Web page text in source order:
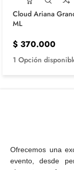
Cloud Ariana
ML
$ 370.000
1 Opción
Ofrecemos una
evento, desde